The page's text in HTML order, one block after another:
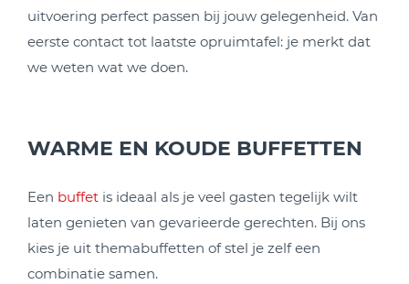
uitvoering perfect passen bij jouw gelegenheid. Van
eerste contact tot laatste opruimtafel: je merkt dat
we weten wat we doen.
WARME EN KOUDE BUFFETTEN
Een buffet is ideaal als je veel gasten tegelijk wilt
laten genieten van gevarieerde gerechten. Bij ons
kies je uit themabuffetten of stel je zelf een
combinatie samen.